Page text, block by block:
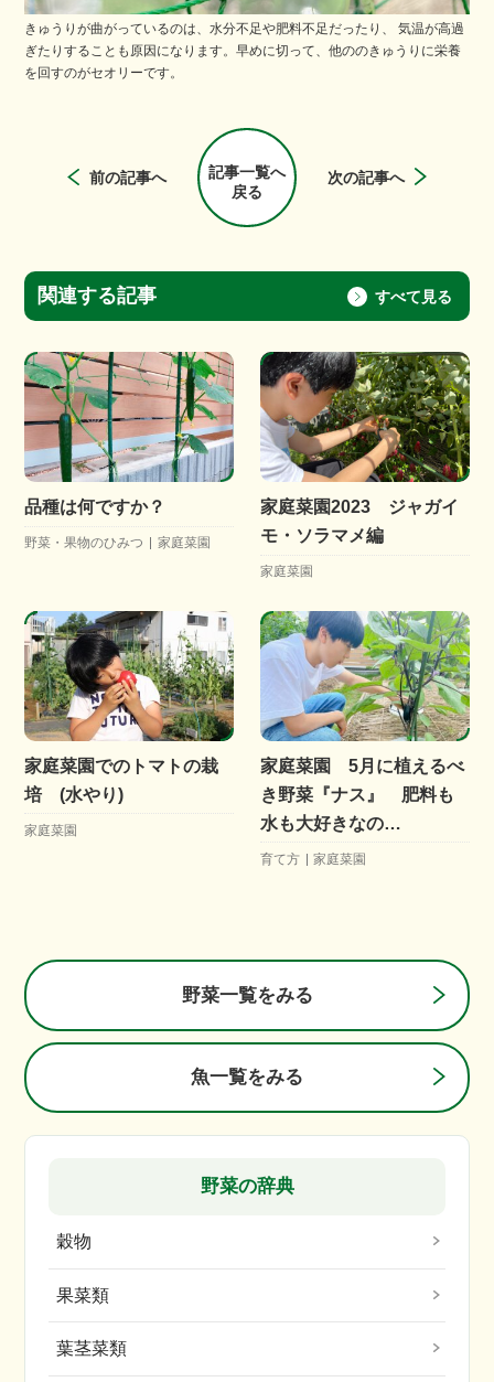
きゅうりが曲がっているのは、水分不足や肥料不足だったり、 気温が高過
ぎたりすることも原因になります。早めに切って、他ののきゅうりに栄養
を回すのがセオリーです。
前の記事へ
記事一覧へ
戻る
次の記事へ
関連する記事 すべて見る
品種は何ですか？
野菜・果物のひみつ 家庭菜園
家庭菜園2023 ジャガイ
モ・ソラマメ編
家庭菜園
家庭菜園でのトマトの栽
培 (水やり)
家庭菜園
家庭菜園 5月に植えるべ
き野菜『ナス』 肥料も
水も大好きなの…
育て方 家庭菜園
野菜一覧をみる
魚一覧をみる
野菜の辞典
穀物
果菜類
葉茎菜類